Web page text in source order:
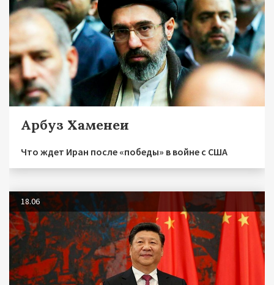
Арбуз Хаменеи
Что ждет Иран после «победы» в войне с США
18.06